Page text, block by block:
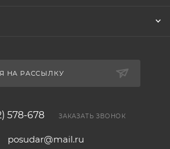
НА РАССЫЛКУ
578-678 ЗАКАЗАТЬ ЗВОНОК
posudar@mail.ru